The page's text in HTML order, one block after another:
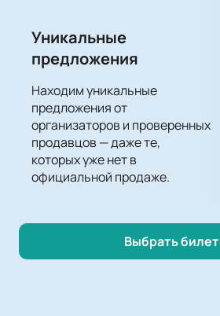
Уникальные
предложения
Находим уникальные
предложения от
организаторов и проверенных
продавцов — даже те,
которых уже нет в
официальной продаже.
Выбрать